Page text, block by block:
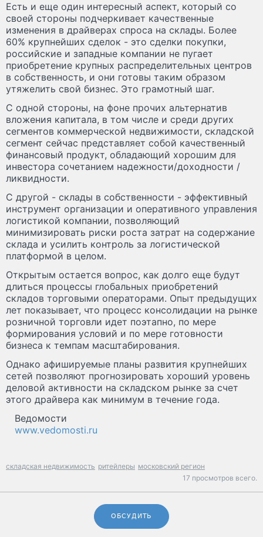
Есть и еще один интересный аспект, который со
своей стороны подчеркивает качественные
изменения в драйверах спроса на склады. Более
60% крупнейших сделок - это сделки покупки,
российские и западные компании не пугает
приобретение крупных распределительных центров
в собственность, и они готовы таким образом
утяжелить свой бизнес. Это грамотный шаг.
С одной стороны, на фоне прочих альтернатив
вложения капитала, в том числе и среди других
сегментов коммерческой недвижимости, складской
сегмент сейчас представляет собой качественный
финансовый продукт, обладающий хорошим для
инвестора сочетанием надежности/доходности /
ликвидности.
С другой - склады в собственности - эффективный
инструмент организации и оперативного управления
логистикой компании, позволяющий
минимизировать риски роста затрат на содержание
склада и усилить контроль за логистической
платформой в целом.
Открытым остается вопрос, как долго еще будут
длиться процессы глобальных приобретений
складов торговыми операторами. Опыт предыдущих
лет показывает, что процесс консолидации на рынке
розничной торговли идет поэтапно, по мере
формирования условий и по мере готовности
бизнеса к темпам масштабирования.
Однако афишируемые планы развития крупнейших
сетей позволяют прогнозировать хороший уровень
деловой активности на складском рынке за счет
этого драйвера как минимум в течение года.
Ведомости
www.vedomosti.ru
складская недвижимость ритейлеры московский регион
17 просмотров всего.
ОБСУДИТЬ